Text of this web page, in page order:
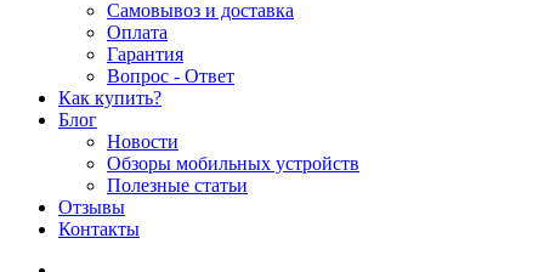
Самовывоз и доставка
Оплата
Гарантия
Вопрос - Ответ
Как купить?
Блог
Новости
Обзоры мобильных устройств
Полезные статьи
Отзывы
Контакты